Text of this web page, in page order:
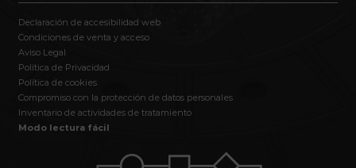
Declaración de accesibilidad web
Condiciones de venta y acceso
Aviso Legal
Política de Privacidad
Política de cookies
Compromiso con la protección de datos personales
Inventario de actividades de tratamiento
Modo lectura fácil